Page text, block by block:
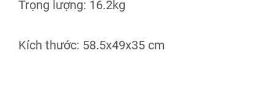
Trọng lượng: 16.2kg
Kích thước: 58.5x49x35 cm